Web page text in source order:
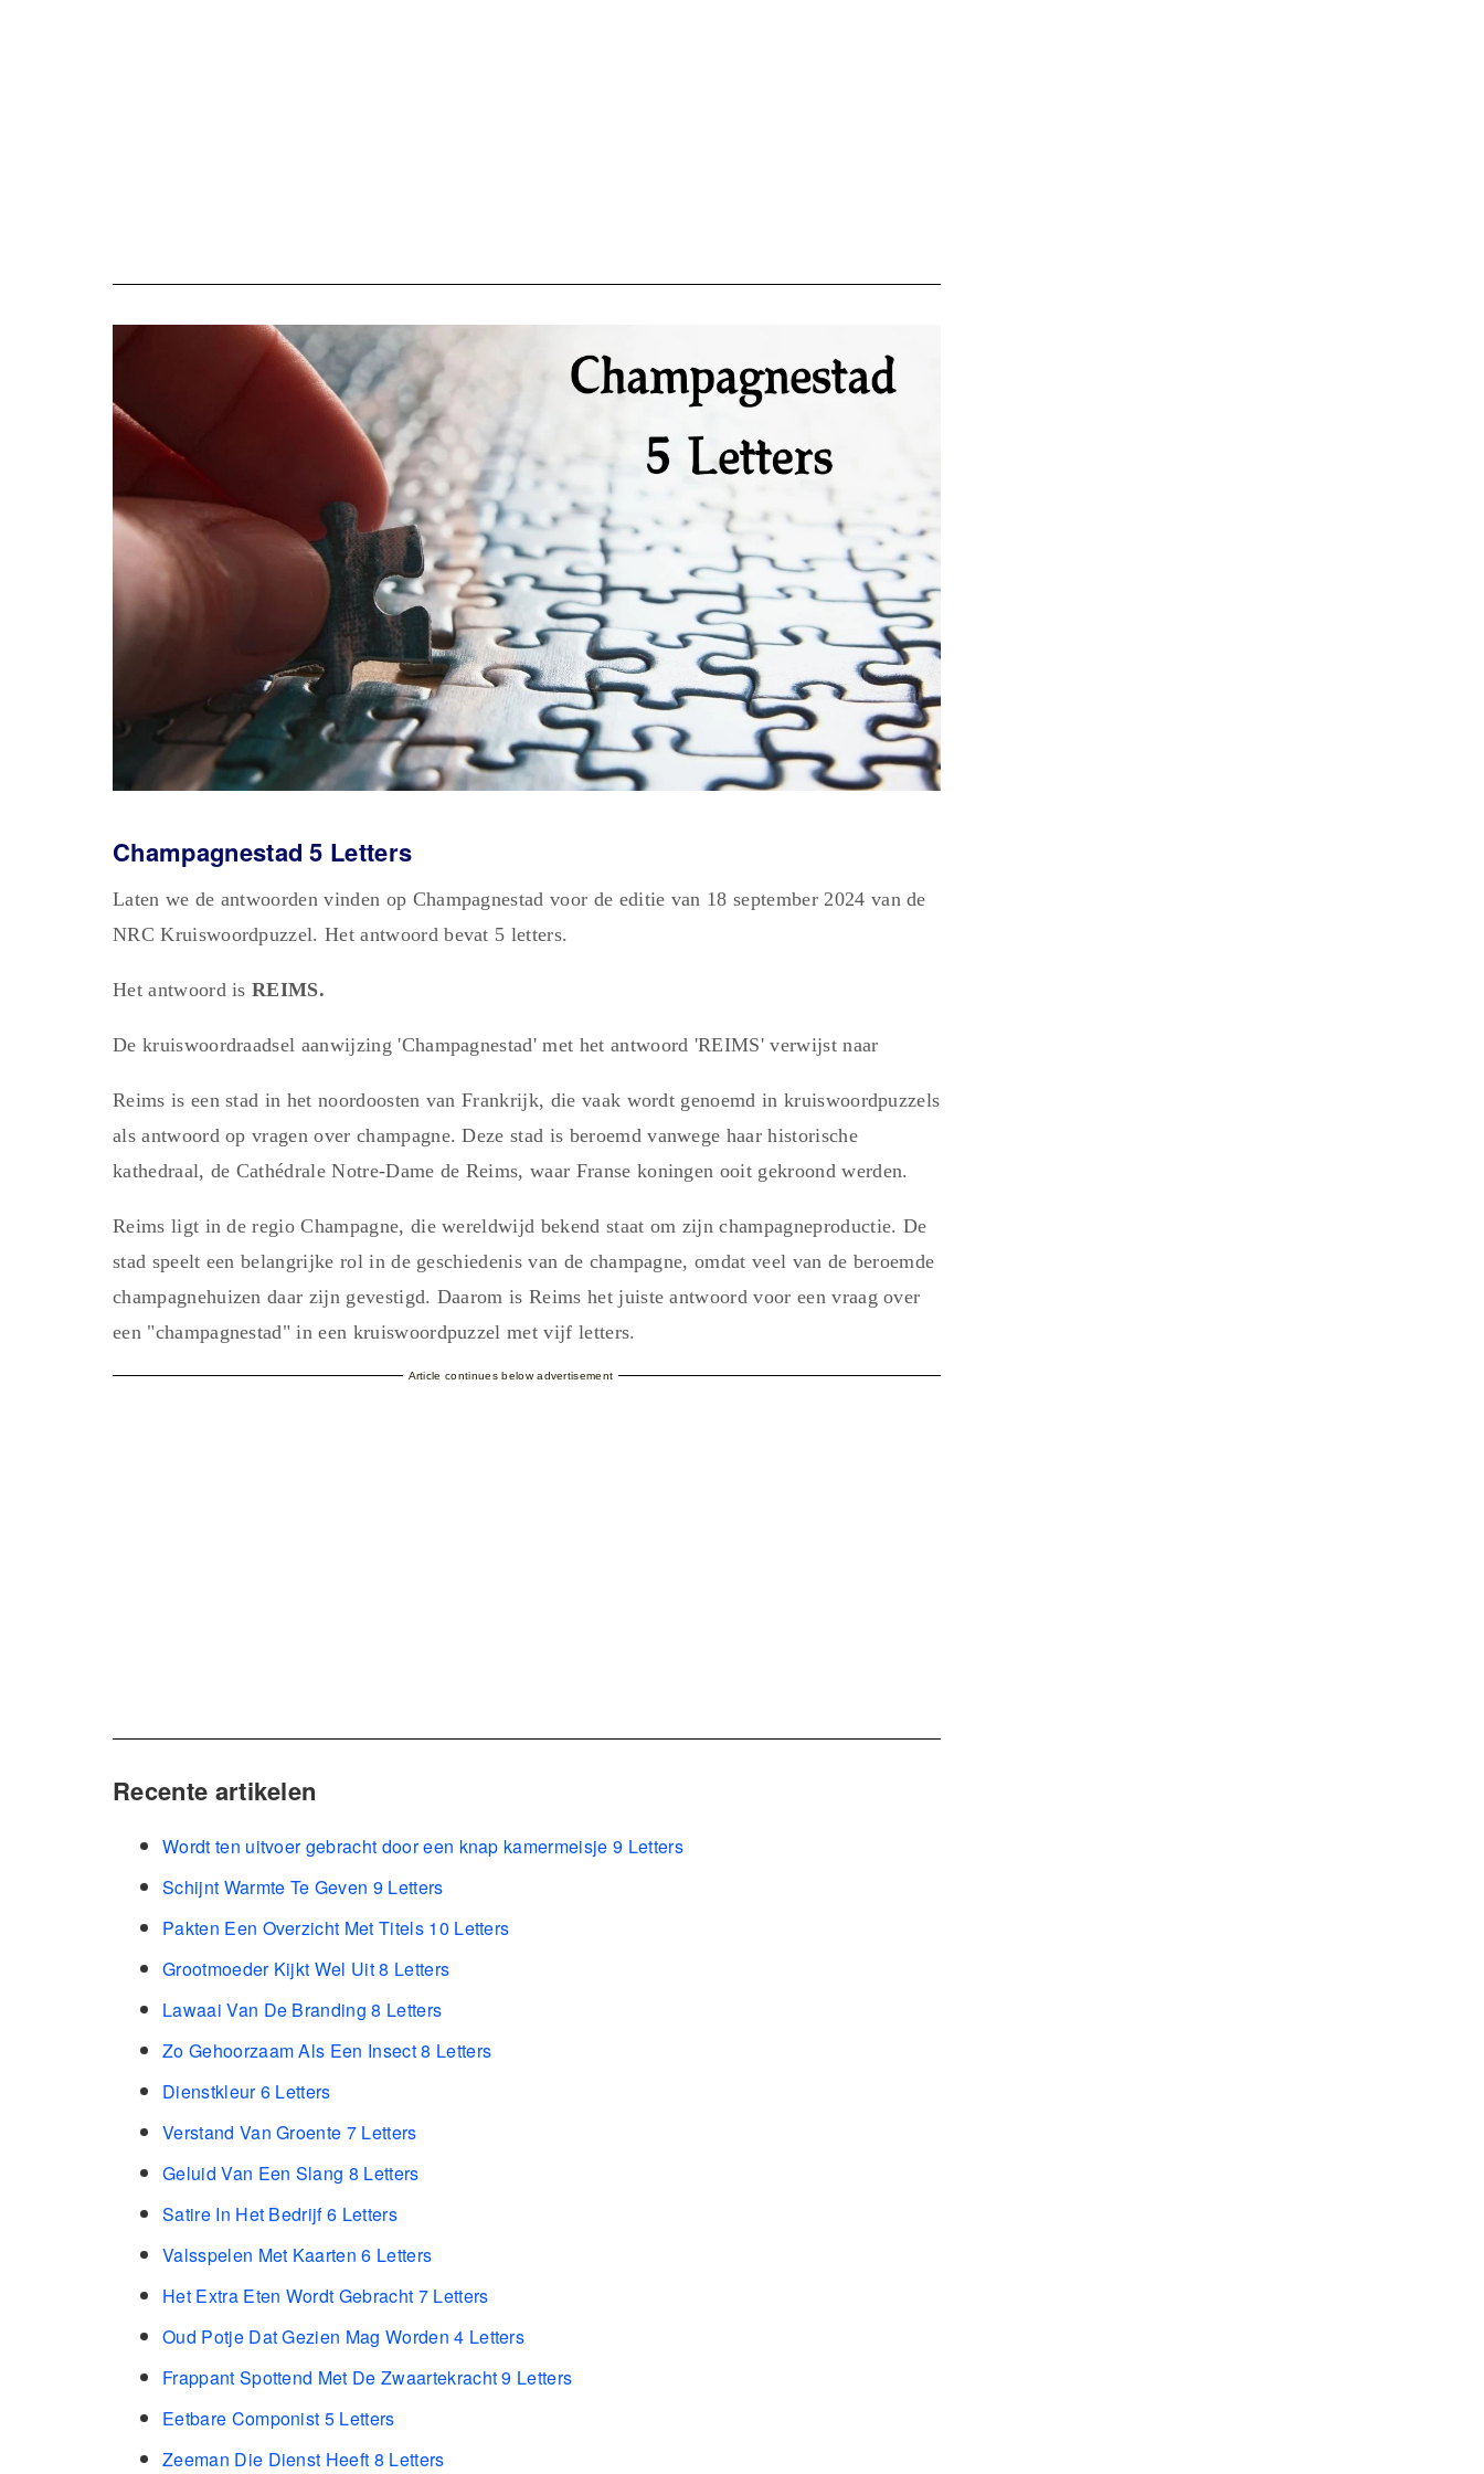
Champagnestad 5 Letters
Laten we de antwoorden vinden op Champagnestad voor de editie van 18 september 2024 van de
NRC Kruiswoordpuzzel. Het antwoord bevat 5 letters.
Het antwoord isREIMS.
De kruiswoordraadsel aanwijzing 'Champagnestad' met het antwoord 'REIMS' verwijst naar
Reims is een stad in het noordoosten van Frankrijk, die vaak wordt genoemd in kruiswoordpuzzels
als antwoord op vragen over champagne. Deze stad is beroemd vanwege haar historische
kathedraal, de Cathédrale Notre-Dame de Reims, waar Franse koningen ooit gekroond werden.
Reims ligt in de regio Champagne, die wereldwijd bekend staat om zijn champagneproductie. De
stad speelt een belangrijke rol in de geschiedenis van de champagne, omdat veel van de beroemde
champagnehuizen daar zijn gevestigd. Daarom is Reims het juiste antwoord voor een vraag over
een "champagnestad" in een kruiswoordpuzzel met vijf letters.
Article continues below advertisement
Recente artikelen
Wordt ten uitvoer gebracht door een knap kamermeisje 9 Letters
Schijnt Warmte Te Geven 9 Letters
Pakten Een Overzicht Met Titels 10 Letters
Grootmoeder Kijkt Wel Uit 8 Letters
Lawaai Van De Branding 8 Letters
Zo Gehoorzaam Als Een Insect 8 Letters
Dienstkleur 6 Letters
Verstand Van Groente 7 Letters
Geluid Van Een Slang 8 Letters
Satire In Het Bedrijf 6 Letters
Valsspelen Met Kaarten 6 Letters
Het Extra Eten Wordt Gebracht 7 Letters
Oud Potje Dat Gezien Mag Worden 4 Letters
Frappant Spottend Met De Zwaartekracht 9 Letters
Eetbare Componist 5 Letters
Zeeman Die Dienst Heeft 8 Letters